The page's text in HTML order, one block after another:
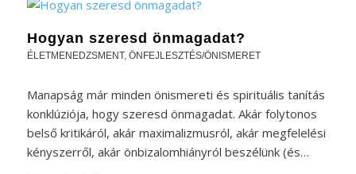
Hogyan szeresd önmagadat?
ÉLETMENEDZSMENT, ÖNFEJLESZTÉS/ÖNISMERET
Manapság már minden önismereti és spirituális tanítás
konklúziója, hogy szeresd önmagadat. Akár folytonos
belső kritikáról, akár maximalizmusról, akár megfelelési
kényszerről, akár önbizalomhiányról beszélünk (és…